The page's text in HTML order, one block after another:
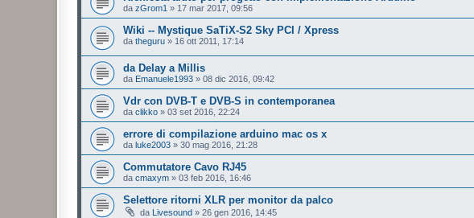
da zGrom1 » 17 mar 2017, 09:56
Wiki -- Mystique SaTiX-S2 Sky PCI / Xpress
da theguru » 16 ott 2011, 17:14
da Delay a Millis
da Emanuele1993 » 08 dic 2016, 09:42
Vdr con DVB-T e DVB-S in contemporanea
da clikko » 03 set 2016, 22:24
errore di compilazione arduino mac os x
da luke2003 » 30 mag 2016, 21:28
Commutatore Cavo RJ45
da cmaxym » 03 feb 2016, 16:46
Selettore ritorni XLR per monitor da palco
da Livesound » 26 gen 2016, 14:45